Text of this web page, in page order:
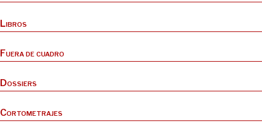
Libros
Fuera de cuadro
Dossiers
Cortometrajes